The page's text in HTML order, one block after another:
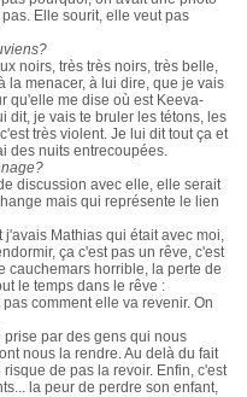
Elle sourit, elle veut pas
noirs, très très noirs, très belle,
la menacer, à lui dire, que je vais
qu'elle me dise où est Keeva-
dit, je vais te bruler les tétons, les
très violent. Je lui dit tout ça et
des nuits entrecoupées.
discussion avec elle, elle serait
mais qui représente le lien
Mathias qui était avec moi,
ça c'est pas un rêve, c'est
cauchemars horrible, la perte de
le temps dans le rêve :
comment elle va revenir. On
par des gens qui nous
nous la rendre. Au delà du fait
de pas la revoir. Enfin, c'est
la peur de perdre son enfant,